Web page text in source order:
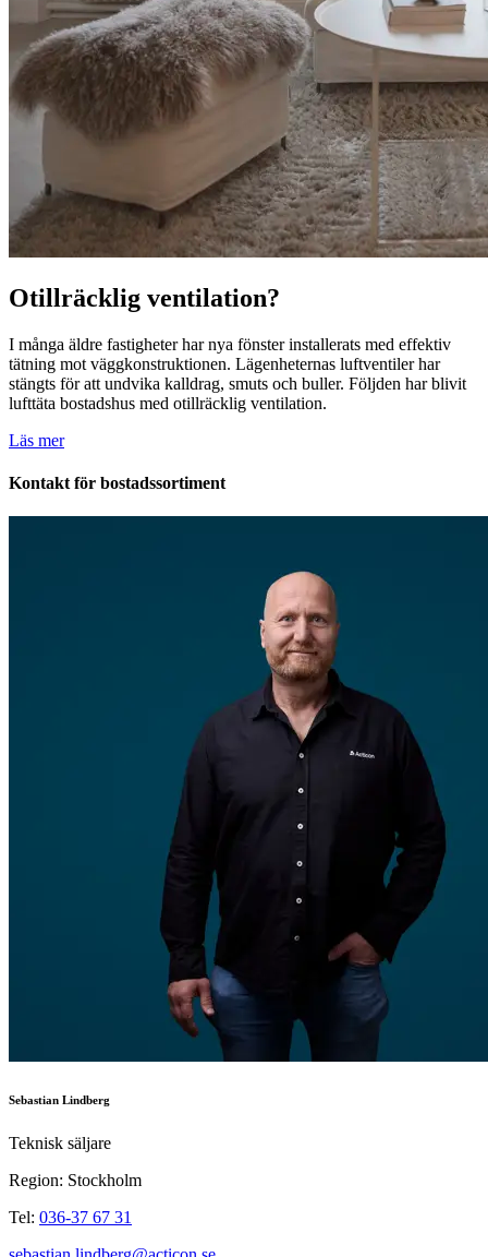
Otillräcklig ventilation?
I många äldre fastigheter har nya fönster installerats med effektiv
tätning mot väggkonstruktionen. Lägenheternas luftventiler har
stängts för att undvika kalldrag, smuts och buller. Följden har blivit
lufttäta bostadshus med otillräcklig ventilation.
Läs mer
Kontakt för bostadssortiment
Sebastian Lindberg
Teknisk säljare
Region: Stockholm
Tel: 036-37 67 31